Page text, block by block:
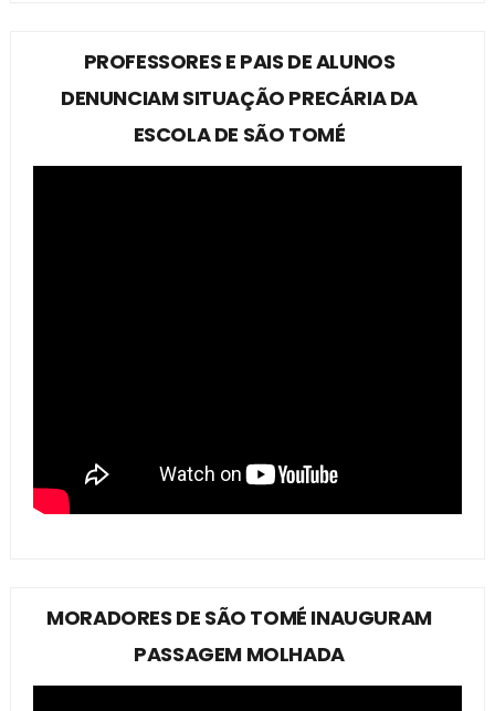
PROFESSORES E PAIS DE ALUNOS
DENUNCIAM SITUAÇÃO PRECÁRIA DA
ESCOLA DE SÃO TOMÉ
MORADORES DE SÃO TOMÉ INAUGURAM
PASSAGEM MOLHADA